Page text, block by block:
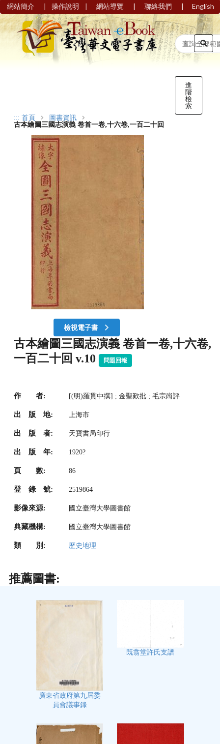
網站簡介 | 操作說明 | 網站導覽 | 聯絡我們 | English
進
階
檢
索
::: 首頁
圖書資訊
古本繪圖三國志演義 卷首一卷,十六卷,一百二十回
檢視電子書
古本繪圖三國志演義 卷首一卷,十六卷,
一百二十回 v.10
問題回報
作 者: [(明)羅貫中撰] ; 金聖歎批 ; 毛宗崗評
出 版 地: 上海市
出 版 者: 天寶書局印行
出 版 年: 1920?
頁 數: 86
登 錄 號: 2519864
影像來源: 國立臺灣大學圖書館
典藏機構: 國立臺灣大學圖書館
類 別: 歷史地理
推薦圖書:
廣東省政府第九屆委
員會議事錄
既翕堂許氏支譜